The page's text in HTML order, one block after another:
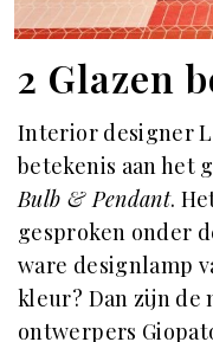
2 Glazen
Interior designer
betekenis aan het
Bulb & Pendant.
gesproken onder
ware designlamp
kleur? Dan zijn de
ontwerpers